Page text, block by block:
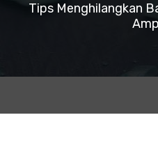
Tips Menghilangkan